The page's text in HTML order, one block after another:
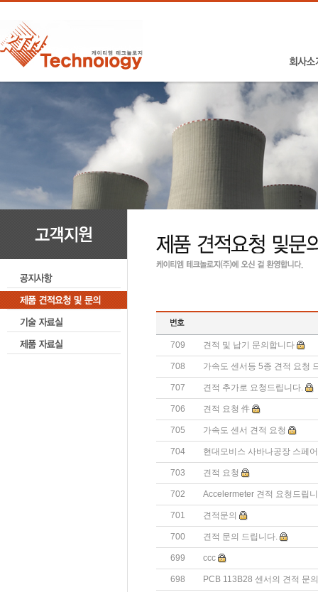
709 견적 및 납기 문의합니다
708 가속도 센서등 5종 견적 요청
707 견적 추가로 요청드립니다.
706 견적 요청 件
705 가속도 센서 견적 요청
704 현대모비스 사바나공장 스페
703 견적 요청
702 Accelermeter 견적 요청드립
701 견적문의
700 견적 문의 드립니다.
699 ccc
698 PCB 113B28 센서의 견적 문